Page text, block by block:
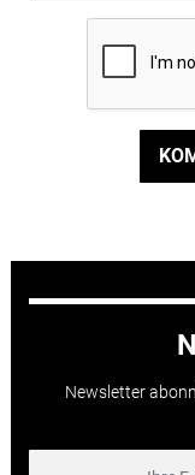
Newsletter